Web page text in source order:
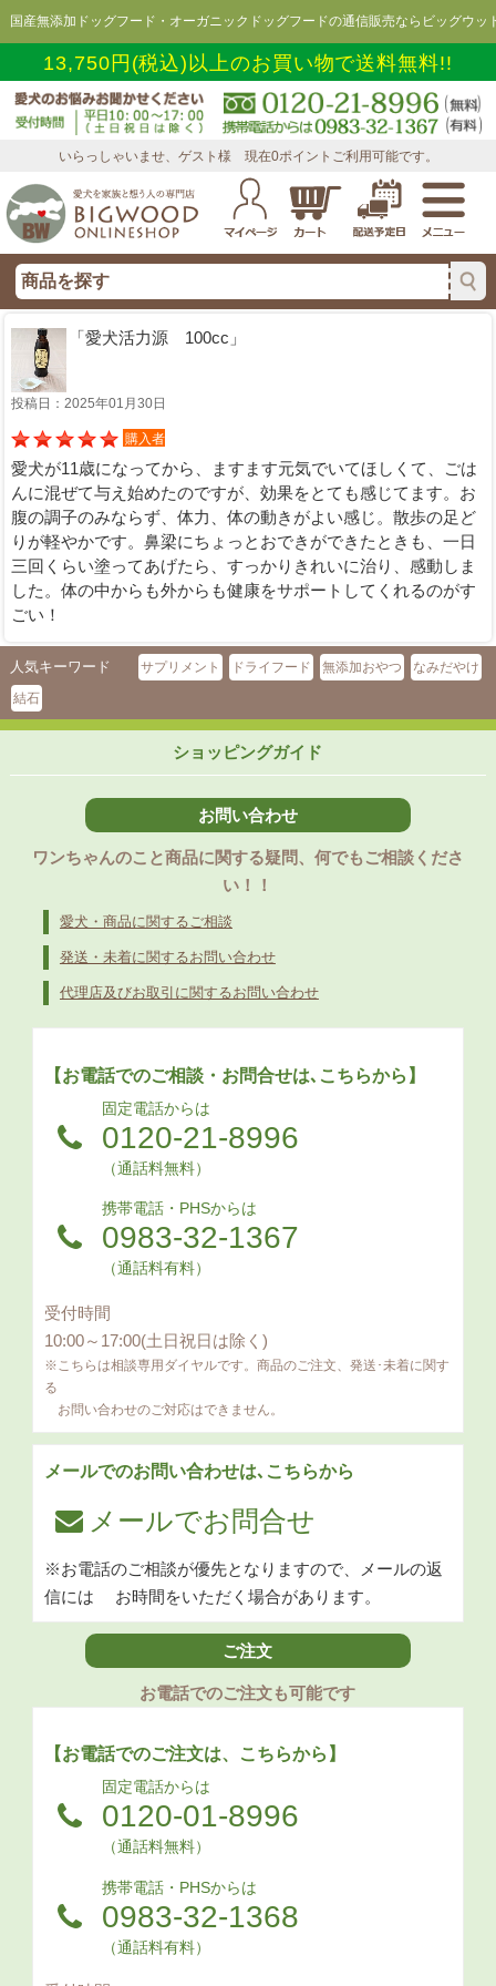
国産無添加ドッグフード・オーガニックドッグフードの通信販売ならビッグウッ
13,750円(税込)以上のお買い物で送料無料!!
いらっしゃいませ、ゲスト様 現在0ポイントご利用可能です。
「愛犬活力源 100cc」
投稿日：2025年01月30日
購入者
愛犬が11歳になってから、ますます元気でいてほしくて、ごは
んに混ぜて与え始めたのですが、効果をとても感じてます。お
腹の調子のみならず、体力、体の動きがよい感じ。散歩の足ど
りが軽やかです。鼻梁にちょっとおできができたときも、一日
三回くらい塗ってあげたら、すっかりきれいに治り、感動しま
した。体の中からも外からも健康をサポートしてくれるのがす
ごい！
人気キーワード サプリメント ドライフード 無添加おやつ
なみだやけ
結石
ショッピングガイド
お問い合わせ
ワンちゃんのこと商品に関する疑問、何でもご相談くださ
い！！
愛犬・商品に関するご相談
発送・未着に関するお問い合わせ
代理店及びお取引に関するお問い合わせ
【お電話でのご相談・お問合せは､こちらから】
固定電話からは
0120-21-8996
（通話料無料）
携帯電話・PHSからは
0983-32-1367
（通話料有料）
受付時間
10:00～17:00(土日祝日は除く)
※こちらは相談専用ダイヤルです。商品のご注文、発送･未着に関す
る
お問い合わせのご対応はできません。
メールでのお問い合わせは､こちらから
メールでお問合せ
※お電話のご相談が優先となりますので、メールの返
信には お時間をいただく場合があります。
ご注文
お電話でのご注文も可能です
【お電話でのご注文は、こちらから】
固定電話からは
0120-01-8996
（通話料無料）
携帯電話・PHSからは
0983-32-1368
（通話料有料）